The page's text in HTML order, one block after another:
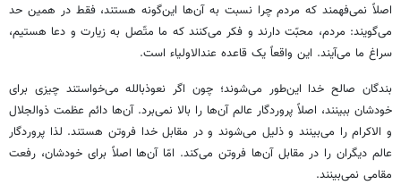
اصلاً نمی‌فهمند که مردم چرا نسبت به آن‌ها این‌گونه هستند، فقط در همین حد
می‌گویند: مردم، محبّت دارند و فکر می‌کنند که ما متّصل به زیارت و دعا هستیم،
سراغ ما می‌آیند. این واقعاً یک قاعده عندالاولیاء است.
بندگان صالح خدا این‌طور می‌شوند؛ چون اگر نعوذبالله می‌خواستند چیزی برای
خودشان ببینند، اصلاً پروردگار عالم آن‌ها را بالا نمی‌برد. آن‌ها دائم عظمت ذوالجلال
و الاکرام را می‌بینند و ذلیل می‌شوند و در مقابل خدا فروتن هستند. لذا پروردگار
عالم دیگران را در مقابل آن‌ها فروتن می‌کند. امّا آن‌ها اصلاً برای خودشان، رفعت
مقامی نمی‌بینند.